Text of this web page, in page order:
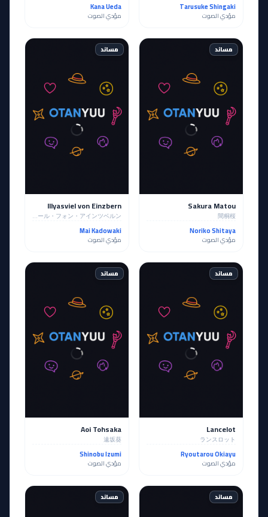
Tarusuke Shingaki
مؤدي الصوت
Kana Ueda
مؤدي الصوت
مساند
Sakura Matou
間桐桜
Noriko Shitaya
مؤدي الصوت
مساند
Illyasviel von Einzbern
イリヤスフィール・フォン・アインツベルン
Mai Kadowaki
مؤدي الصوت
مساند
Lancelot
ランスロット
Ryoutarou Okiayu
مؤدي الصوت
مساند
Aoi Tohsaka
遠坂葵
Shinobu Izumi
مؤدي الصوت
مساند مساند